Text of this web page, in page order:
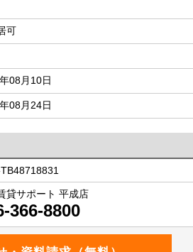
可
08月10日
08月24日
貸サポート 平成店
366-8800